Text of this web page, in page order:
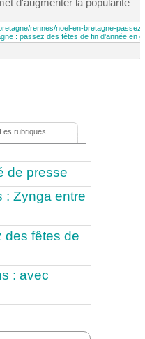
d'augmenter la popularité
Les rubriques
de presse
: Zynga entre
des fêtes de
: avec